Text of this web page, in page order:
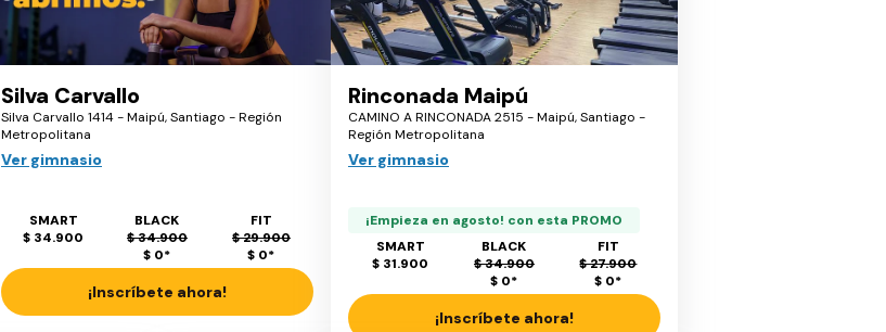
Silva Carvallo
Silva Carvallo 1414 - Maipú, Santiago - Región
Metropolitana
Ver gimnasio
SMART
$ 34.900
BLACK
$ 34.900
$ 0*
FIT
$ 29.900
$ 0*
¡Inscríbete ahora!
Rinconada Maipú
CAMINO A RINCONADA 2515 - Maipú, Santiago -
Región Metropolitana
Ver gimnasio
¡Empieza en agosto! con esta PROMO
SMART
$ 31.900
BLACK
$ 34.900
$ 0*
FIT
$ 27.900
$ 0*
¡Inscríbete ahora!